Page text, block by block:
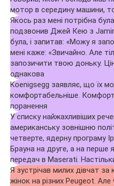
мотор в середину машини,
Якось раз мені потрібна
подзвонив Джей Кею з
була, і запитав: «Можу я
мені каже: «Звичайно. Але
запозичити твою доньку.
однакова
Koenigsegg заявляє, що їх
комфортабельніше.
поранення
У списку найжахливіших
американську зовнішню
четверте, ядерну програму
Брауна на друге, а на перше
передач в Maserati.
Я зустрічав милих дівчат
жінок на різних Peugeot.